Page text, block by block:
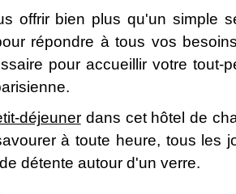
offrir bien plus qu'un simple
répondre à tous vos
pour accueillir votre
déjeunerdans cet hôtel de
à toute heure, tous les
détente autour d'un verre.